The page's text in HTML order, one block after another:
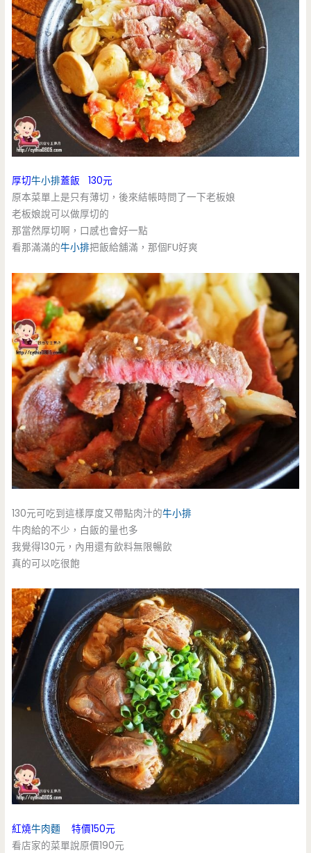
厚切牛小排蓋飯 130元
原本菜單上是只有薄切，後來結帳時問了一下老板娘
老板娘說可以做厚切的
那當然厚切啊，口感也會好一點
看那滿滿的牛小排把飯給舖滿，那個FU好爽
130元可吃到這樣厚度又帶點肉汁的牛小排
牛肉給的不少，白飯的量也多
我覺得130元，內用還有飲料無限暢飲
真的可以吃很飽
紅燒牛肉麵 特價150元
看店家的菜單說原價190元